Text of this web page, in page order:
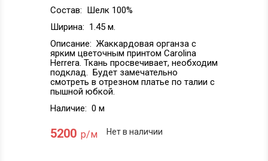
Состав: Шелк 100%
Ширина: 1.45 м.
Описание: Жаккардовая органза с
ярким цветочным принтом Carolina
Herrera. Ткань просвечивает, необходим
подклад. Будет замечательно
смотреть в отрезном платье по талии с
пышной юбкой.
Наличие: 0 м
5200 р/м Нет в наличии